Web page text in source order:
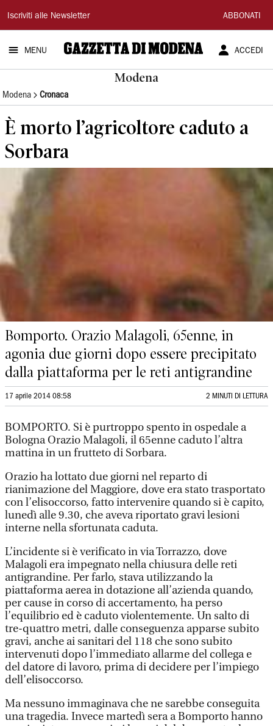
Gazzetta
di
Modena
Iscriviti alle Newsletter ABBONATI
MENU ACCEDI
Modena
Modena Cronaca
È morto l’agricoltore caduto a
Sorbara
Bomporto. Orazio Malagoli, 65enne, in
agonia due giorni dopo essere precipitato
dalla piattaforma per le reti antigrandine
17 aprile 2014 08:58 2 MINUTI DI LETTURA
BOMPORTO. Si è purtroppo spento in ospedale a
Bologna Orazio Malagoli, il 65enne caduto l’altra
mattina in un frutteto di Sorbara.
Orazio ha lottato due giorni nel reparto di
rianimazione del Maggiore, dove era stato trasportato
con l’elisoccorso, fatto intervenire quando si è capito,
lunedì alle 9.30, che aveva riportato gravi lesioni
interne nella sfortunata caduta.
L’incidente si è verificato in via Torrazzo, dove
Malagoli era impegnato nella chiusura delle reti
antigrandine. Per farlo, stava utilizzando la
piattaforma aerea in dotazione all’azienda quando,
per cause in corso di accertamento, ha perso
l’equilibrio ed è caduto violentemente. Un salto di
tre-quattro metri, dalle conseguenza apparse subito
gravi, anche ai sanitari del 118 che sono subito
intervenuti dopo l’immediato allarme del collega e
del datore di lavoro, prima di decidere per l’impiego
dell’elisoccorso.
Ma nessuno immaginava che ne sarebbe conseguita
una tragedia. Invece martedì sera a Bomporto hanno